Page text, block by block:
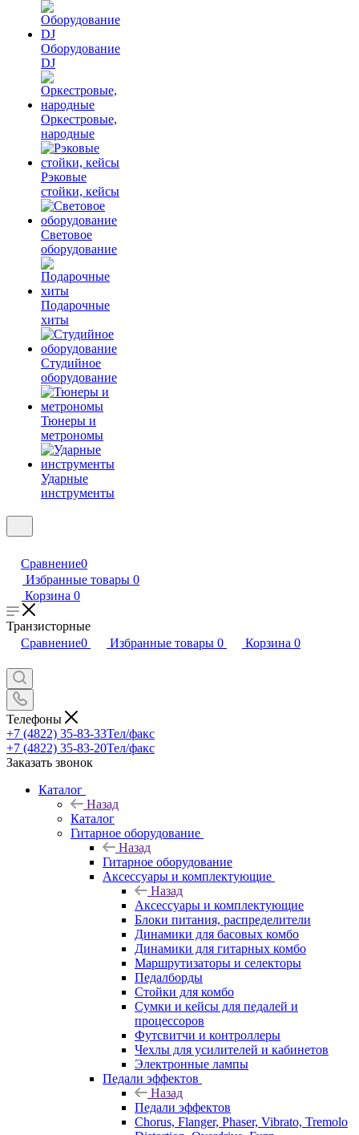
Оборудование
DJ
Оркестровые,
народные
Рэковые
стойки, кейсы
Световое
оборудование
Подарочные
хиты
Студийное
оборудование
Тюнеры и
метрономы
Ударные
инструменты
Сравнение0
Избранные товары 0
Корзина 0
Транзисторные
Сравнение0 Избранные товары 0 Корзина 0
Телефоны
+7 (4822) 35-83-33Тел/факс
+7 (4822) 35-83-20Тел/факс
Заказать звонок
Каталог
Назад
Каталог
Гитарное оборудование
Назад
Гитарное оборудование
Аксессуары и комплектующие
Назад
Аксессуары и комплектующие
Блоки питания, распределители
Динамики для басовых комбо
Динамики для гитарных комбо
Маршрутизаторы и селекторы
Педалборды
Стойки для комбо
Сумки и кейсы для педалей и
процессоров
Футсвитчи и контроллеры
Чехлы для усилителей и кабинетов
Электронные лампы
Педали эффектов
Назад
Педали эффектов
Chorus, Flanger, Phaser, Vibrato, Tremolo